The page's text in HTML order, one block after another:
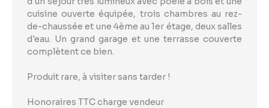
cuisine ouverte équipée, trois chambres au rez-
de-chaussée et une 4ème au 1er étage, deux salles
d'eau. Un grand garage et une terrasse couverte
complètent ce bien.
Produit rare, à visiter sans tarder !
Honoraires TTC charge vendeur